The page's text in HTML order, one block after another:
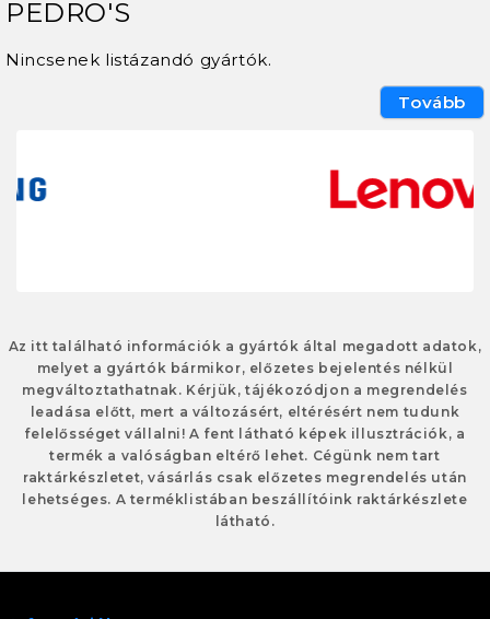
PEDRO'S
Nincsenek listázandó gyártók.
Tovább
Az itt található információk a gyártók által megadott adatok,
melyet a gyártók bármikor, előzetes bejelentés nélkül
megváltoztathatnak. Kérjük, tájékozódjon a megrendelés
leadása előtt, mert a változásért, eltérésért nem tudunk
felelősséget vállalni! A fent látható képek illusztrációk, a
termék a valóságban eltérő lehet. Cégünk nem tart
raktárkészletet, vásárlás csak előzetes megrendelés után
lehetséges. A terméklistában beszállítóink raktárkészlete
látható.